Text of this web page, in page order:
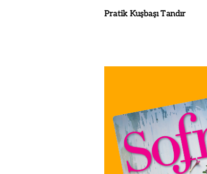
Pratik Kuşbaşı Tandır